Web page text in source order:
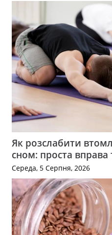
Як розслабити
сном: проста вправа
Середа, 5 Серпня, 2026